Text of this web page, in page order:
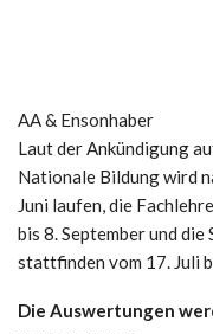
AA & Ensonhaber
Laut der Ankündigung
Nationale Bildung wird
Juni laufen, die
bis 8. September und
stattfinden vom 17. Juli
Die Auswertungen